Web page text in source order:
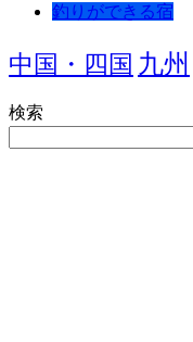
釣りができる宿
中国・四国 九州
検索